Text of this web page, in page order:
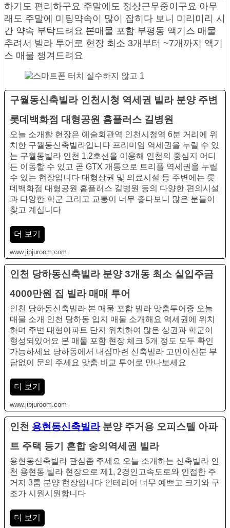
하기도 편리하구요 주말에도 정상근무중이구요 아무
래도 주말에 미팅약속이 많이 잡히다 보니 미리미리 시
간 약속 부탁드려요 본매물 포함 부평동 액기스 매물
추려서 빌라 투어로 현장 최소 3개부터 ~7개까지 액기
스 매물 챙겨드려요
구월동신축빌라 인천시청 역세권 빌라 분양 주변
롯데백화점 대형공원 홈플러스 길병원
오늘 소개할 현장은 예술회관역 인천시청역 6분 거리에 위
치한 구월동신축빌라입니다 프리미엄 역세권을 누릴 수 있
는 구월동빌라 인천 1.2호선을 이용해 인천의 중심지 어디
든 이동할 수 있고 곧 GTX 개통으로 트리플 역세권을 누릴
수 있는 현장입니다 대형상권 및 의료시설 등 주변에는 롯
데백화점 대형공원 홈플러스 길병원 등의 다양한 편의시설
과 다양한 학군 그리고 교통이 너무 좋다보니 많은 분들이
찾고 계십니다
더 보기
www.jipjuroom.com
인천 당하동신축빌라 분양 3개동 최소 실입주금
4000만원 집 빌라 매매 투어
인천 당하동신축빌라 본 매물 포함 빌라 맞춤투어중 오늘
매물 소개 인천 당하동 입지 매물 소개해요 역세권에 위치
하며 주변 대형아파트 단지 위치하여 많은 상권과 학군이
형성되있어요 본 매물 포함 현장 체크 5개 정도 모두 확인
가능하세요 당하동에서 내집마련 신축빌라 고민이신분 부
담없이 문의 주세요 맞춤 비교 투어로 만나보세요
더 보기
www.jipjuroom.com
인천 용현동신축빌라분양 주거용 오피스텔 아파
트 주택 등기 혼합 숭의역세권 빌라
용현동신축빌라 관심좀 주세요​​ 오늘 소개하는 신축빌라​ 인
천 용현동 빌라 현장으로​ 제1, 2경인고속도로와​ 인접한 주
거지 3룸 분양 현장입니다​ 인테리어 너무 예쁘고 크기와​ 구
조가 시원시원합니다
더 보기